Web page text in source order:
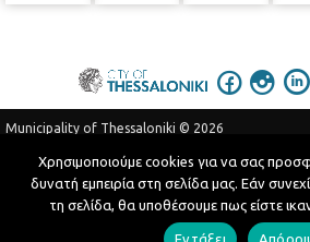
Municipality of Thessaloniki © 2026
Terms of Use
Privacy Policy
Telephone Catalog
MyCompany Projects
Χρησιμοποιούμε cookies για να σας
δυνατή εμπειρία στη σελίδα μας. Εάν
τη σελίδα, θα υποθέσουμε πως είστε
Εντάξει